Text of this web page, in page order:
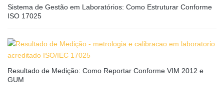
Sistema de Gestão em Laboratórios: Como Estruturar Conforme
ISO 17025
Resultado de Medição: Como Reportar Conforme VIM 2012 e
GUM